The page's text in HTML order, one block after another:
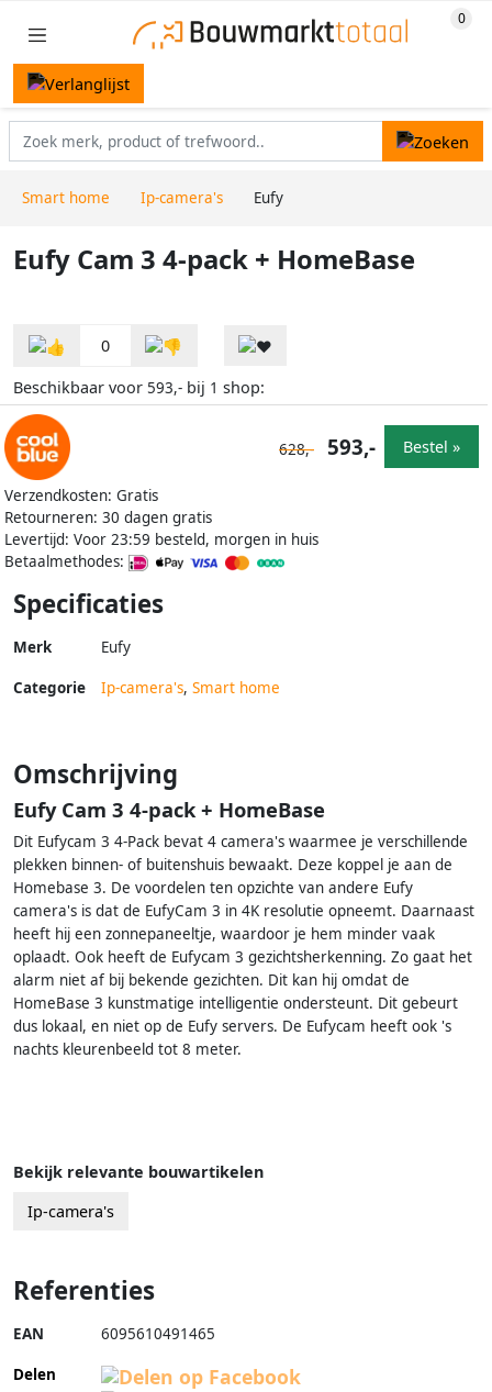
Smart home Ip-camera's Eufy
Eufy Cam 3 4-pack + HomeBase
0
Beschikbaar voor 593,- bij 1 shop:
Verzendkosten: Gratis
Retourneren: 30 dagen gratis
Levertijd: Voor 23:59 besteld, morgen in huis
Betaalmethodes:
628,- 593,- Bestel »
Specificaties
Merk Eufy
Categorie Ip-camera's, Smart home
Omschrijving
Eufy Cam 3 4-pack + HomeBase
Dit Eufycam 3 4-Pack bevat 4 camera's waarmee je verschillende
plekken binnen- of buitenshuis bewaakt. Deze koppel je aan de
Homebase 3. De voordelen ten opzichte van andere Eufy
camera's is dat de EufyCam 3 in 4K resolutie opneemt. Daarnaast
heeft hij een zonnepaneeltje, waardoor je hem minder vaak
oplaadt. Ook heeft de Eufycam 3 gezichtsherkenning. Zo gaat het
alarm niet af bij bekende gezichten. Dit kan hij omdat de
HomeBase 3 kunstmatige intelligentie ondersteunt. Dit gebeurt
dus lokaal, en niet op de Eufy servers. De Eufycam heeft ook 's
nachts kleurenbeeld tot 8 meter.
Bekijk relevante bouwartikelen
Ip-camera's
Referenties
EAN 6095610491465
Delen